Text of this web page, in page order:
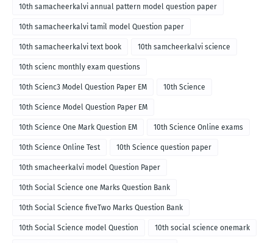
10th samacheerkalvi annual pattern model question paper
10th samacheerkalvi tamil model Question paper
10th samacheerkalvi text book 10th samcheerkalvi science
10th scienc monthly exam questions
10th Scienc3 Model Question Paper EM 10th Science
10th Science Model Question Paper EM
10th Science One Mark Question EM 10th Science Online exams
10th Science Online Test 10th Science question paper
10th smacheerkalvi model Question Paper
10th Social Science one Marks Question Bank
10th Social Science fiveTwo Marks Question Bank
10th Social Science model Question 10th social science onemark